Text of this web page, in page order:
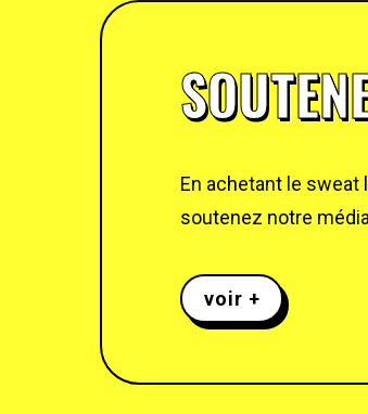
En achetant le
soutenez notre
voir +